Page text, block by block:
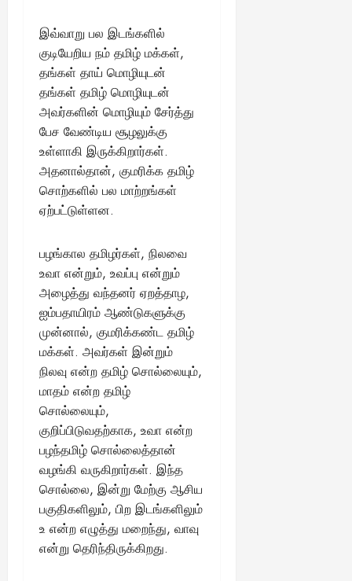
இவ்வாறு பல இடங்களில்
குடியேறிய நம் தமிழ் மக்கள்,
தங்கள் தாய் மொழியுடன்
தங்கள் தமிழ் மொழியுடன்
அவர்களின் மொழியும் சேர்த்து
பேச வேண்டிய சூழலுக்கு
உள்ளாகி இருக்கிறார்கள்.
அதனால்தான், குமரிக்க தமிழ்
சொற்களில் பல மாற்றங்கள்
ஏற்பட்டுள்ளன.
பழங்கால தமிழர்கள், நிலவை
உவா என்றும், உவப்பு என்றும்
அழைத்து வந்தனர் ஏறத்தாழ,
ஐம்பதாயிரம் ஆண்டுகளுக்கு
முன்னால், குமரிக்கண்ட தமிழ்
மக்கள். அவர்கள் இன்றும்
நிலவு என்ற தமிழ் சொல்லையும்,
மாதம் என்ற தமிழ்
சொல்லையும்,
குறிப்பிடுவதற்காக, உவா என்ற
பழந்தமிழ் சொல்லைத்தான்
வழங்கி வருகிறார்கள். இந்த
சொல்லை, இன்று மேற்கு ஆசிய
பகுதிகளிலும், பிற இடங்களிலும்
உ என்ற எழுத்து மறைந்து, வாவு
என்று தெரிந்திருக்கிறது.